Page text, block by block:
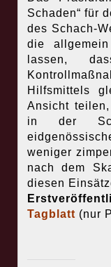
Schaden“ für
des Schach-
die
lassen,
Hilfsmittels
Ansicht
in der
weniger
nach dem
diesen
Tagblatt (nur